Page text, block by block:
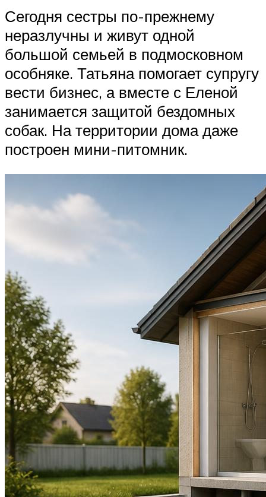
Сегодня сестры по-прежнему
неразлучны и живут одной
большой семьей в подмосковном
особняке. Татьяна помогает супругу
вести бизнес, а вместе с Еленой
занимается защитой бездомных
собак. На территории дома даже
построен мини-питомник.